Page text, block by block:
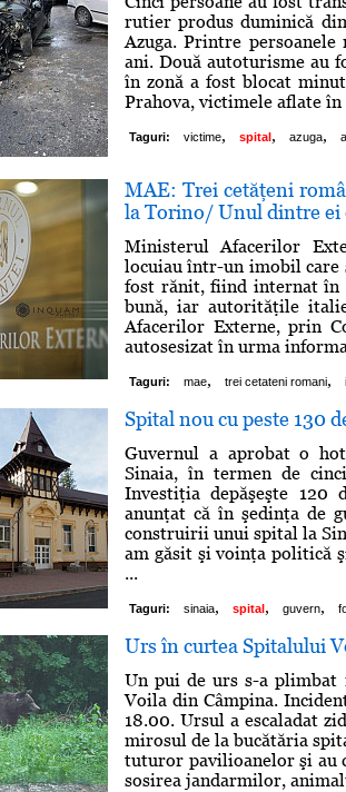
rutier produs duminică
Azuga. Printre
ani. Două autoturisme au
în zonă a fost blocat
Prahova, victimele aflate
Taguri: victime, spital, azuga,
MAE: Trei cetăţeni
la Torino/ Unul dintre ei
Ministerul Afacerilor
locuiau într-un imobil care
fost rănit, fiind internat în
bună, iar autorităţile
Afacerilor Externe, prin
autosesizat în urma
Taguri: mae, trei cetateni romani,
Spital nou cu peste 130
Guvernul a aprobat o
Sinaia, în termen de
Investiţia depăşeşte
anunţat că în şedinţa de
construirii unui spital la
am găsit şi voinţa politică
...
Taguri: sinaia, spital, guvern,
Urs în curtea Spitalului
Un pui de urs s-a plimbat
Voila din Câmpina.
18.00. Ursul a escaladat
mirosul de la bucătăria
tuturor pavilioanelor şi au
sosirea jandarmilor,